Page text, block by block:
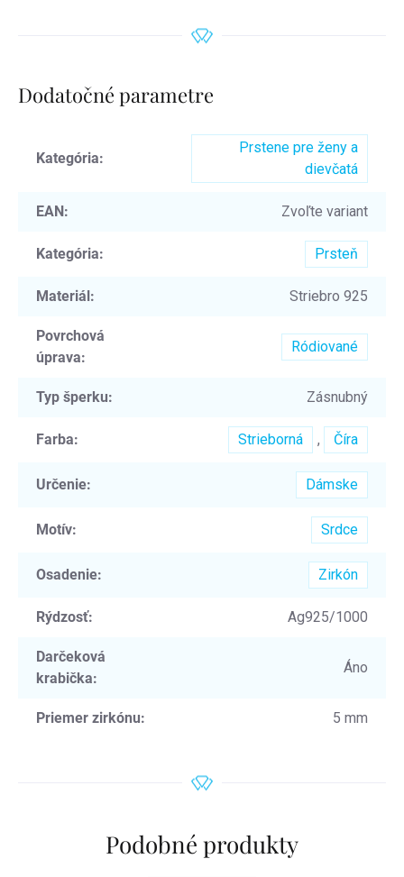
Dodatočné parametre
Kategória:
Prstene pre ženy a
dievčatá
EAN: Zvoľte variant
Kategória: Prsteň
Materiál: Striebro 925
Povrchová
úprava:
Ródiované
Typ šperku: Zásnubný
Farba: Strieborná , Číra
Určenie: Dámske
Motív: Srdce
Osadenie: Zirkón
Rýdzosť: Ag925/1000
Darčeková
krabička:
Áno
Priemer zirkónu: 5 mm
Podobné produkty